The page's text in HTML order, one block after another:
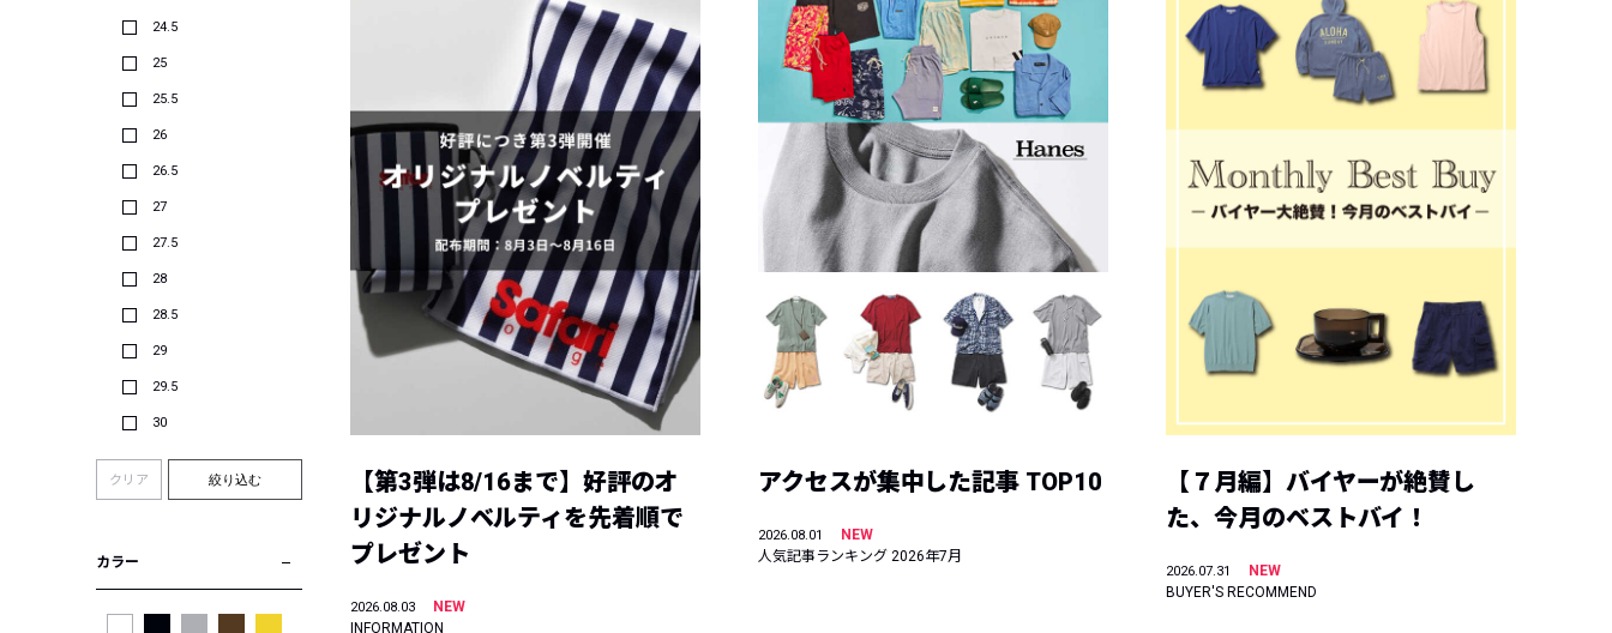
24.5
25
25.5
26
26.5
27
27.5
28
28.5
29
29.5
30
クリア 絞り込む
カラー
【第3弾は8/16まで】好評のオ
リジナルノベルティを先着順で
プレゼント
2026.08.03
NEW
INFORMATION
アクセスが集中した記事 TOP10
2026.08.01
NEW
人気記事ランキング 2026年7月
【７月編】バイヤーが絶賛し
た、今月のベストバイ！
2026.07.31
NEW
BUYER'S RECOMMEND